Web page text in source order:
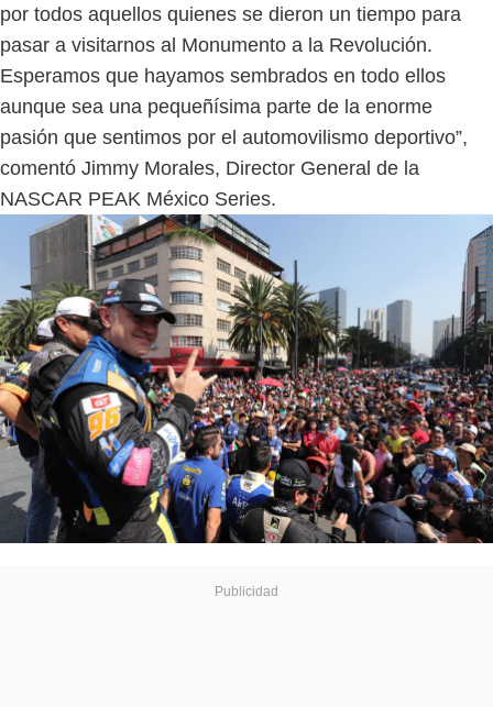
por todos aquellos quienes se dieron un tiempo para
pasar a visitarnos al Monumento a la Revolución.
Esperamos que hayamos sembrados en todo ellos
aunque sea una pequeñísima parte de la enorme
pasión que sentimos por el automovilismo deportivo”,
comentó Jimmy Morales, Director General de la
NASCAR PEAK México Series.